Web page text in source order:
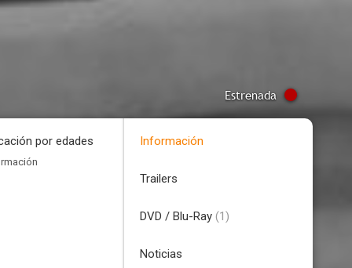
Estrenada
por edades Información
Trailers
DVD / Blu-Ray (1)
Noticias